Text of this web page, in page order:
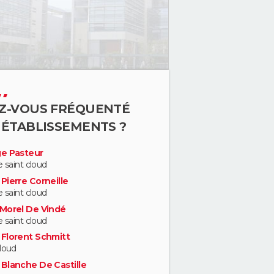
VOUS FRÉQUENTÉ
?
Pasteur
saint cloud
Corneille
saint cloud
De Vindé
saint cloud
Florent Schmitt
De Castille